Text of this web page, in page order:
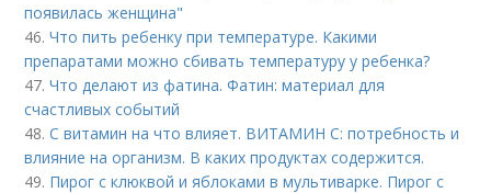
появилась женщина"
46.Что пить ребенку при температуре. Какими
препаратами можно сбивать температуру у ребенка?
47.Что делают из фатина. Фатин: материал для
счастливых событий
48.С витамин на что влияет. ВИТАМИН С: потребность и
влияние на организм. В каких продуктах содержится.
49. Пирог с клюквой и яблоками в мультиварке. Пирог с